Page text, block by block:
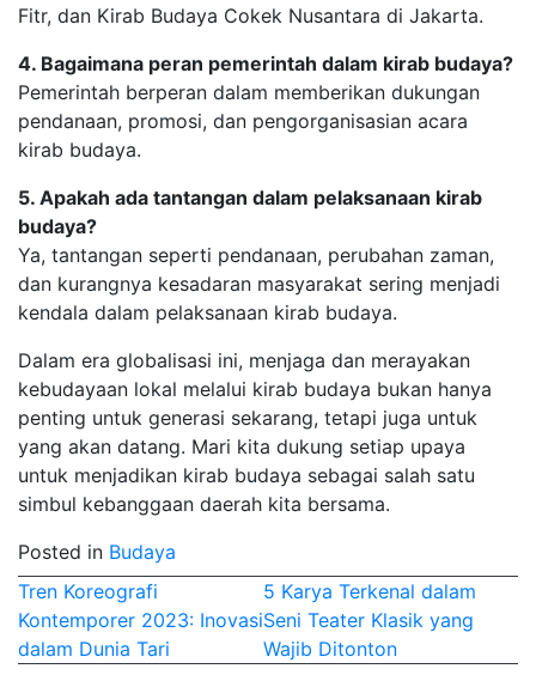
Fitr, dan Kirab Budaya Cokek Nusantara di Jakarta.
4. Bagaimana peran pemerintah dalam kirab budaya?
Pemerintah berperan dalam memberikan dukungan
pendanaan, promosi, dan pengorganisasian acara
kirab budaya.
5. Apakah ada tantangan dalam pelaksanaan kirab
budaya?
Ya, tantangan seperti pendanaan, perubahan zaman,
dan kurangnya kesadaran masyarakat sering menjadi
kendala dalam pelaksanaan kirab budaya.
Dalam era globalisasi ini, menjaga dan merayakan
kebudayaan lokal melalui kirab budaya bukan hanya
penting untuk generasi sekarang, tetapi juga untuk
yang akan datang. Mari kita dukung setiap upaya
untuk menjadikan kirab budaya sebagai salah satu
simbul kebanggaan daerah kita bersama.
Posted in Budaya
Post
navigation
Tren Koreografi
Kontemporer 2023: Inovasi
dalam Dunia Tari
5 Karya Terkenal dalam
Seni Teater Klasik yang
Wajib Ditonton